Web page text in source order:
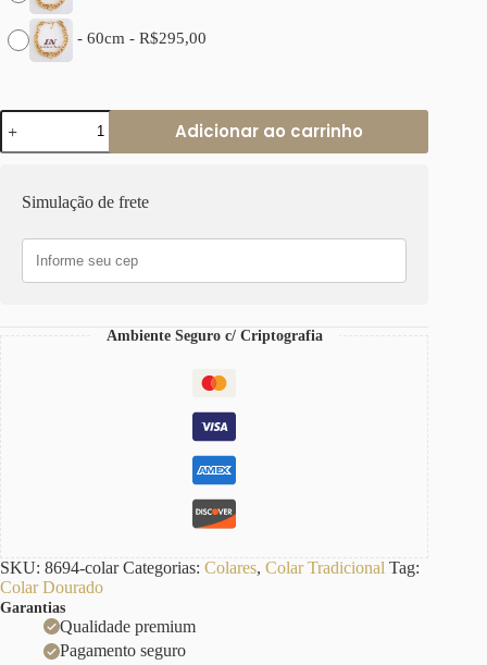
- 60cm - R$295,00
Colar
Elo
Redondo
Ouro
Aço
Fecho
Adicionar ao carrinho
Simulação de frete
Ambiente Seguro c/ Criptografia
SKU: 8694-colar Categorias: Colares, Colar Tradicional Tag:
Colar Dourado
Garantias
Qualidade premium
Pagamento seguro